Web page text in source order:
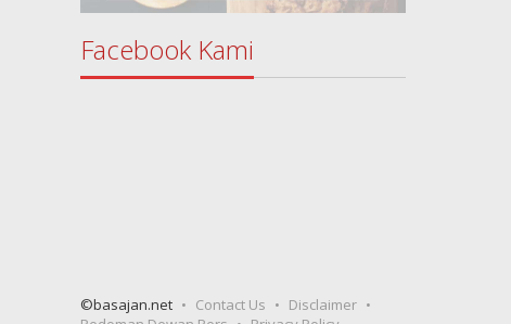
Facebook Kami
©basajan.net Contact Us
Disclaimer